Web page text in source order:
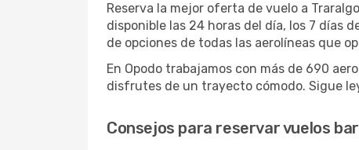
Reserva la mejor oferta de vuelo a
disponible las 24 horas del día, los 7 días
de opciones de todas las aerolíneas que
En Opodo trabajamos con más de 690
disfrutes de un trayecto cómodo. Sigue
Consejos para reservar vuelos